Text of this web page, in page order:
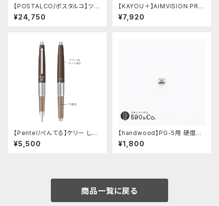
【POSTALCO/ポスタルコ】ツー
ルボックス (Olive Green)
¥24,750
【KAYOU＋】AIMVISION PR
O/エイムビジョンプロ (メテオブ
ラック)
¥7,920
【Pentel/ぺんてる】ケリー しー
さーコラボ限定カラー
¥5,500
【handwood】PG-5用 硬度表
示窓 (ステンレス/楕円窓)
¥1,800
商品一覧に戻る